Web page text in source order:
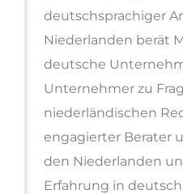
deutschsprachiger
Niederlanden berät
deutsche
Unternehmer zu
niederländischen
engagierter Berater
den Niederlanden
Erfahrung in